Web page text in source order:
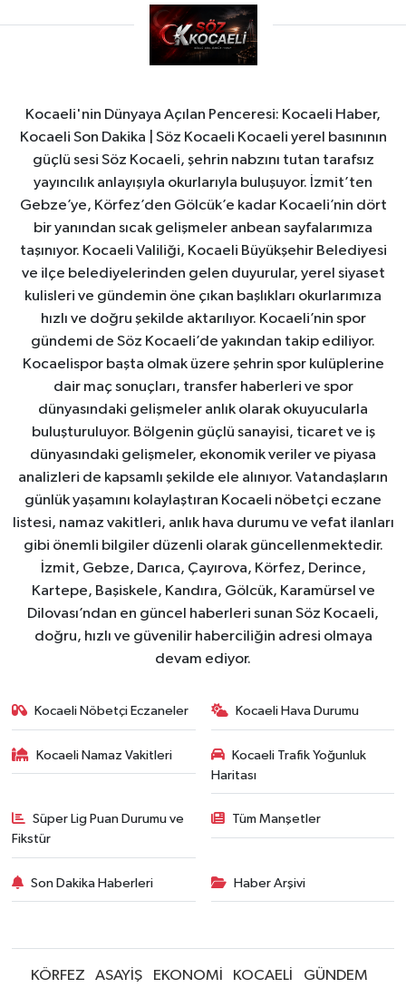
Kocaeli'nin Dünyaya Açılan Penceresi: Kocaeli Haber,
Kocaeli Son Dakika | Söz Kocaeli Kocaeli yerel basınının
güçlü sesi Söz Kocaeli, şehrin nabzını tutan tarafsız
yayıncılık anlayışıyla okurlarıyla buluşuyor. İzmit’ten
Gebze’ye, Körfez’den Gölcük’e kadar Kocaeli’nin dört
bir yanından sıcak gelişmeler anbean sayfalarımıza
taşınıyor. Kocaeli Valiliği, Kocaeli Büyükşehir Belediyesi
ve ilçe belediyelerinden gelen duyurular, yerel siyaset
kulisleri ve gündemin öne çıkan başlıkları okurlarımıza
hızlı ve doğru şekilde aktarılıyor. Kocaeli’nin spor
gündemi de Söz Kocaeli’de yakından takip ediliyor.
Kocaelispor başta olmak üzere şehrin spor kulüplerine
dair maç sonuçları, transfer haberleri ve spor
dünyasındaki gelişmeler anlık olarak okuyucularla
buluşturuluyor. Bölgenin güçlü sanayisi, ticaret ve iş
dünyasındaki gelişmeler, ekonomik veriler ve piyasa
analizleri de kapsamlı şekilde ele alınıyor. Vatandaşların
günlük yaşamını kolaylaştıran Kocaeli nöbetçi eczane
listesi, namaz vakitleri, anlık hava durumu ve vefat ilanları
gibi önemli bilgiler düzenli olarak güncellenmektedir.
İzmit, Gebze, Darıca, Çayırova, Körfez, Derince,
Kartepe, Başiskele, Kandıra, Gölcük, Karamürsel ve
Dilovası’ndan en güncel haberleri sunan Söz Kocaeli,
doğru, hızlı ve güvenilir haberciliğin adresi olmaya
devam ediyor.
Kocaeli Nöbetçi Eczaneler Kocaeli Hava Durumu
Kocaeli Namaz Vakitleri
Kocaeli Trafik Yoğunluk
Haritası
Süper Lig Puan Durumu ve
Fikstür
Tüm Manşetler
Son Dakika Haberleri Haber Arşivi
KÖRFEZ ASAYİŞ EKONOMİ KOCAELİ GÜNDEM